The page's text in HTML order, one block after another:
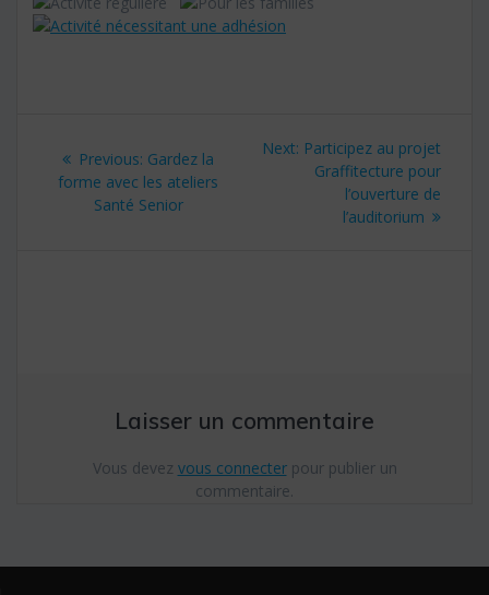
de
Previous: Previous
post:
Gardez la
forme avec les ateliers
Santé Senior
Next: Next
post:
Participez au projet
Graffitecture pour
l’ouverture de
l’auditorium
Laisser un commentaire
Vous devez vous connecterpour publier un
commentaire.